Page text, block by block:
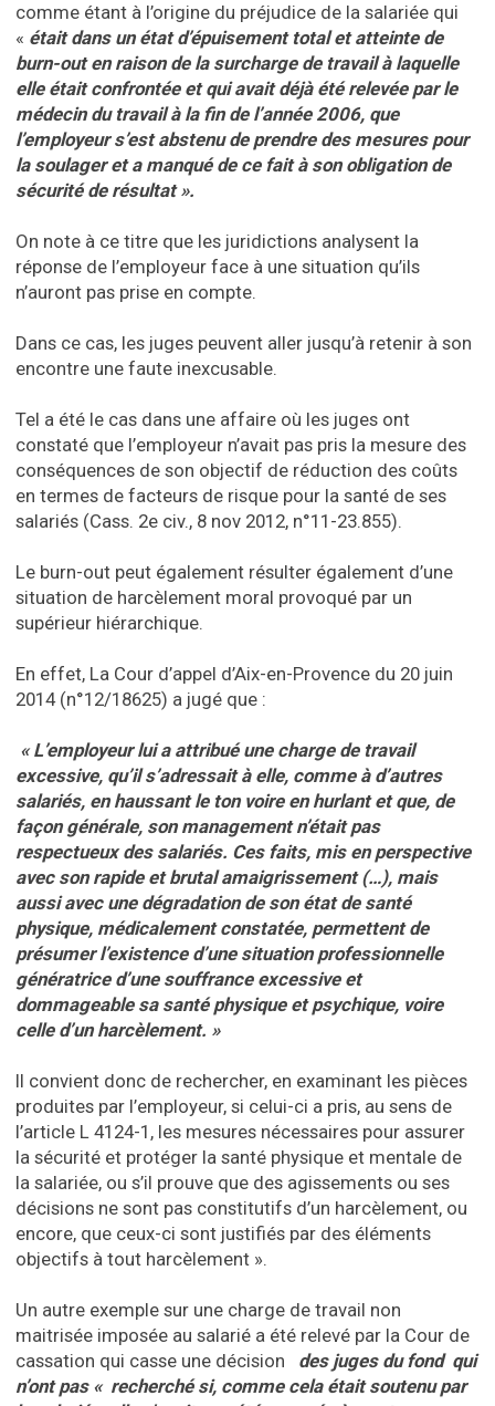
comme étant à l’origine du préjudice de la salariée qui
« était dans un état d’épuisement total et atteinte de
burn-out en raison de la surcharge de travail à laquelle
elle était confrontée et qui avait déjà été relevée par le
médecin du travail à la fin de l’année 2006, que
l’employeur s’est abstenu de prendre des mesures pour
la soulager et a manqué de ce fait à son obligation de
sécurité de résultat ».
On note à ce titre que les juridictions analysent la
réponse de l’employeur face à une situation qu’ils
n’auront pas prise en compte.
Dans ce cas, les juges peuvent aller jusqu’à retenir à son
encontre une faute inexcusable.
Tel a été le cas dans une affaire où les juges ont
constaté que l’employeur n’avait pas pris la mesure des
conséquences de son objectif de réduction des coûts
en termes de facteurs de risque pour la santé de ses
salariés (Cass. 2e civ., 8 nov 2012, n°11-23.855).
Le burn-out peut également résulter également d’une
situation de harcèlement moral provoqué par un
supérieur hiérarchique.
En effet, La Cour d’appel d’Aix-en-Provence du 20 juin
2014 (n°12/18625) a jugé que :
« L’employeur lui a attribué une charge de travail
excessive, qu’il s’adressait à elle, comme à d’autres
salariés, en haussant le ton voire en hurlant et que, de
façon générale, son management n’était pas
respectueux des salariés. Ces faits, mis en perspective
avec son rapide et brutal amaigrissement (…), mais
aussi avec une dégradation de son état de santé
physique, médicalement constatée, permettent de
présumer l’existence d’une situation professionnelle
génératrice d’une souffrance excessive et
dommageable sa santé physique et psychique, voire
celle d’un harcèlement. »
Il convient donc de rechercher, en examinant les pièces
produites par l’employeur, si celui-ci a pris, au sens de
l’article L 4124-1, les mesures nécessaires pour assurer
la sécurité et protéger la santé physique et mentale de
la salariée, ou s’il prouve que des agissements ou ses
décisions ne sont pas constitutifs d’un harcèlement, ou
encore, que ceux-ci sont justifiés par des éléments
objectifs à tout harcèlement ».
Un autre exemple sur une charge de travail non
maitrisée imposée au salarié a été relevé par la Cour de
cassation qui casse une décision des juges du fond qui
n’ont pas « recherché si, comme cela était soutenu par